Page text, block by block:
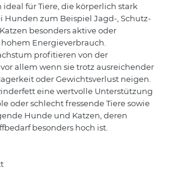
ideal für Tiere, die körperlich stark
Hunden zum Beispiel Jagd-, Schutz-
besonders aktive oder
Energieverbrauch.
profitieren von der
allem wenn sie trotz ausreichender
oder Gewichtsverlust neigen.
eine wertvolle Unterstützung
oder schlecht fressende Tiere sowie
Hunde und Katzen, deren
besonders hoch ist.